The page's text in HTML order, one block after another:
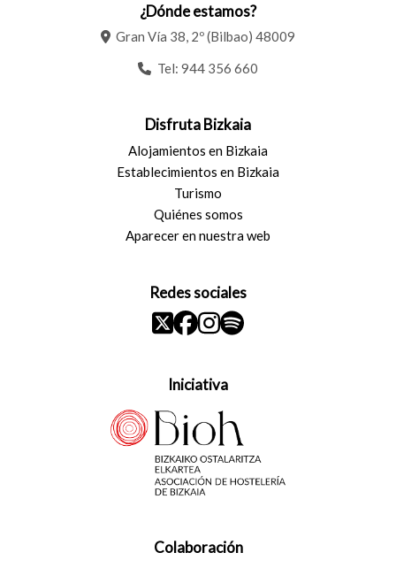
¿Dónde estamos?
Gran Vía 38, 2º (Bilbao) 48009
Tel: 944 356 660
Disfruta Bizkaia
Alojamientos en Bizkaia
Establecimientos en Bizkaia
Turismo
Quiénes somos
Aparecer en nuestra web
Redes sociales
Iniciativa
Colaboración